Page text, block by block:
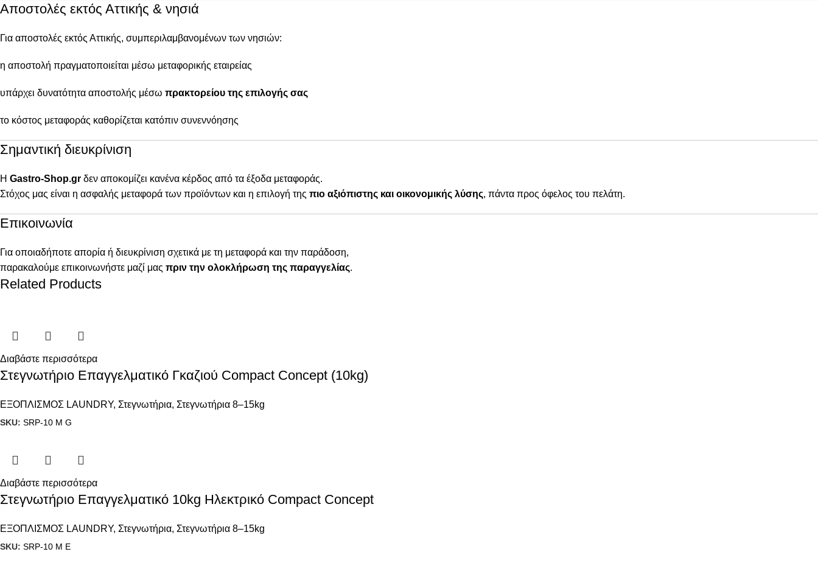
Αποστολές εκτός Αττικής & νησιά
Για αποστολές εκτός Αττικής, συμπεριλαμβανομένων των νησιών:
η αποστολή πραγματοποιείται μέσω μεταφορικής εταιρείας
υπάρχει δυνατότητα αποστολής μέσω πρακτορείου της επιλογής σας
το κόστος μεταφοράς καθορίζεται κατόπιν συνεννόησης
Σημαντική διευκρίνιση
Η Gastro-Shop.gr δεν αποκομίζει κανένα κέρδος από τα έξοδα μεταφοράς.
Στόχος μας είναι η ασφαλής μεταφορά των προϊόντων και η επιλογή της πιο αξιόπιστης και οικονομικής λύσης, πάντα προς όφελος του πελάτη.
Επικοινωνία
Για οποιαδήποτε απορία ή διευκρίνιση σχετικά με τη μεταφορά και την παράδοση,
παρακαλούμε επικοινωνήστε μαζί μας πριν την ολοκλήρωση της παραγγελίας.
Related Products
Διαβάστε περισσότερα
Στεγνωτήριο Επαγγελματικό Γκαζιού Compact Concept (10kg)
ΕΞΟΠΛΙΣΜΟΣ LAUNDRY, Στεγνωτήρια, Στεγνωτήρια 8–15kg
SKU: SRP-10 M G
Διαβάστε περισσότερα
Στεγνωτήριο Επαγγελματικό 10kg Ηλεκτρικό Compact Concept
ΕΞΟΠΛΙΣΜΟΣ LAUNDRY, Στεγνωτήρια, Στεγνωτήρια 8–15kg
SKU: SRP-10 M E